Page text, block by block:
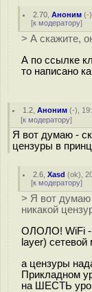
2.70 ,Аноним (-
[к модератору]
> А скажите,
А по ссылке
то написано
1.2 ,Аноним (-),
[к модератору]
Я вот думаю -
цензуры в
2.6 ,Xasd (ok),
[к модератору]
> Я вот думаю
никакой
ОЛОЛО! WiFi --
layer)
а цензуры
Прикладном
на ШЕСТЬ